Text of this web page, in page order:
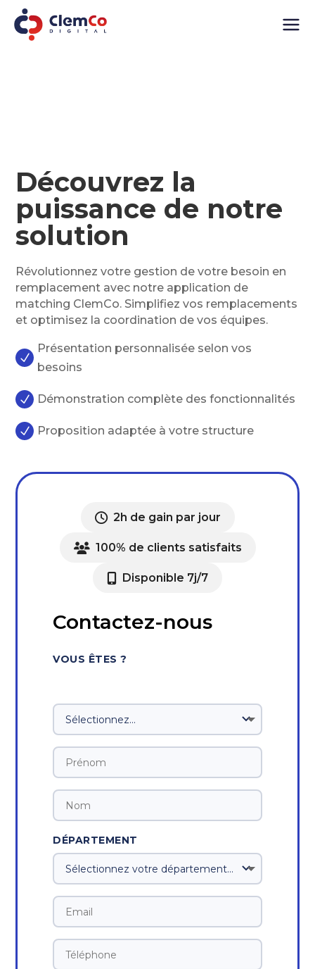
Découvrez la
puissance de notre
solution
Révolutionnez votre gestion de votre besoin en
remplacement avec notre application de
matching ClemCo. Simplifiez vos remplacements
et optimisez la coordination de vos équipes.
N
Présentation personnalisée selon vos
besoins
N Démonstration complète des fonctionnalités
N Proposition adaptée à votre structure
2h de gain par jour
100% de clients satisfaits
Disponible 7j/7
Contactez-nous
VOUS ÊTES ?
DÉPARTEMENT